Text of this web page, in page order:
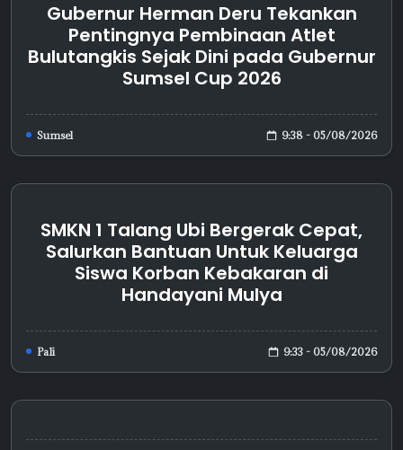
Gubernur Herman Deru Tekankan
Pentingnya Pembinaan Atlet
Bulutangkis Sejak Dini pada Gubernur
Sumsel Cup 2026
Sumsel 9:38 - 05/08/2026
SMKN 1 Talang Ubi Bergerak Cepat,
Salurkan Bantuan Untuk Keluarga
Siswa Korban Kebakaran di
Handayani Mulya
Pali 9:33 - 05/08/2026